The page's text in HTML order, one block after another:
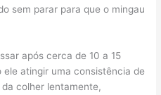
sem parar para que o mingau
após cerca de 10 a 15
atingir uma consistência de
colher lentamente,